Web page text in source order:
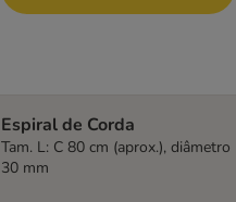
Espiral de Corda
Tam. L: C 80 cm (aprox.), diâmetro
30 mm